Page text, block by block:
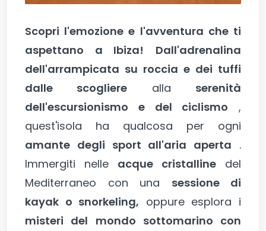
Scopri l'emozione e l'avventura che ti
aspettano a Ibiza!
Dall'adrenalina
dell'arrampicata su roccia e dei tuffi
dalle scogliere alla serenità
dell'escursionismo e del ciclismo ,
quest'isola ha qualcosa per ogni
amante degli sport all'aria aperta .
Immergiti nelle acque cristalline del
Mediterraneo con una sessione di
kayak o snorkeling, oppure esplora i
misteri del mondo sottomarino con